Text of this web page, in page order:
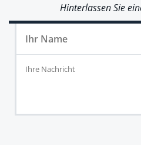
Hinterlassen Sie